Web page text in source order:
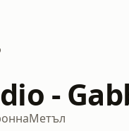
-
Метъл